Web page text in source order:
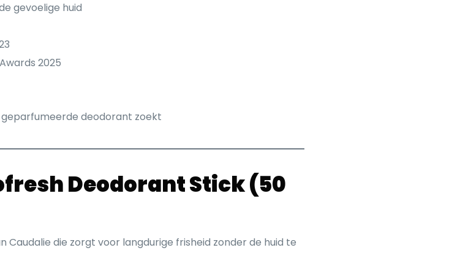
gevoelige huid
2025
deodorant zoekt
Deodorant Stick (50
Caudalie die zorgt voor langdurige frisheid zonder de huid te